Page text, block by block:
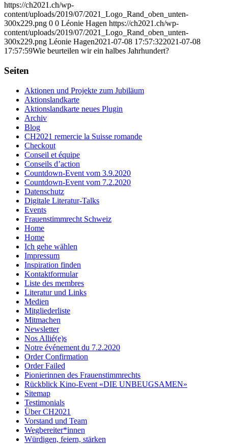
https://ch2021.ch/wp-
content/uploads/2019/07/2021_Logo_Rand_oben_unten-
300x229.png 0 0 Léonie Hagen https://ch2021.ch/wp-
content/uploads/2019/07/2021_Logo_Rand_oben_unten-
300x229.png Léonie Hagen2021-07-08 17:57:322021-07-08
17:57:59Wie beurteilen wir ein halbes Jahrhundert?
Seiten
Aktionen und Projekte zum Jubiläum
Aktionslandkarte
Aktionslandkarte neues Plugin
Archiv
Blog
CH2021 remercie la Suisse romande
Checkout
Conseil et équipe
Conseils d’action
Countdown-Event vom 3.9.2020
Countdown-Event vom 7.2.2020
Datenschutz
Digitale Literatur-Talks
Events
Frauenstimmrecht Schweiz
Home
Home
Ich gehe wählen
Impressum
Inspiration finden
Kontaktformular
Liste des membres
Literatur und Links
Medien
Mitgliederliste
Mitmachen
Newsletter
Nos Allié(e)s
Notre événement du 7.2.2020
Order Confirmation
Order Failed
Pionierinnen des Frauenstimmrechts
Rückblick Kino-Event «DIE UNBEUGSAMEN»
Sitemap
Testimonials
Über CH2021
Vorstand und Team
Wegbereiter*innen
Würdigen, feiern, stärken